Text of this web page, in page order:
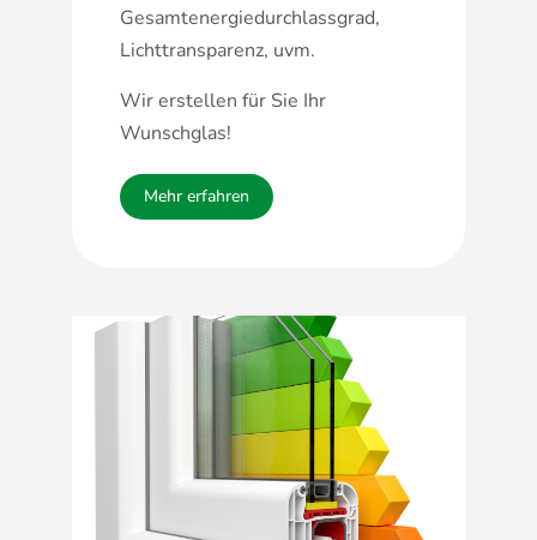
Gesamtenergiedurchlassgrad,
Lichttransparenz, uvm.
Wir erstellen für Sie Ihr
Wunschglas!
Mehr erfahren